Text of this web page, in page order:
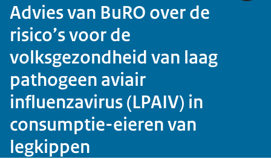
Advies van BuRO over de
risico’s voor de
volksgezondheid van laag
pathogeen aviair
influenzavirus (LPAIV) in
consumptie-eieren van
legkippen